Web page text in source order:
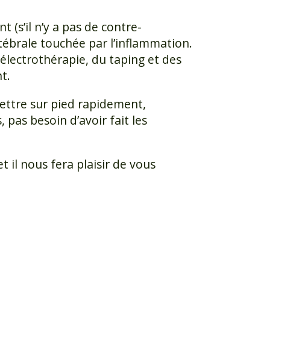
n’y a pas de contre-
touchée par l’inflammation.
du taping et des
sur pied rapidement,
besoin d’avoir fait les
il nous fera plaisir de vous